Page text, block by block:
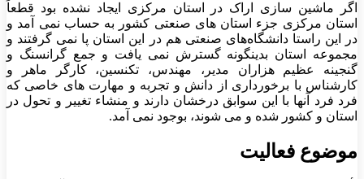
اگر ماشین سازی اراک در استان مرکزی ایجاد نشده بود قطعاً
استان مرکزی جزء استان های صنعتی کشور به حساب نمی آمد و
در این راستا دانشگاه‌های صنعتی هم در این استان پا نمی گرفتند و
مجموعه استان بدینگونه گسترش نمی یافت و جمع گرانسنگ و
گنجینه عظیم هزاران مدیر، مهندس، تکنسین، کارگر ماهر و
کارشناس با برخورداری از دانش و تجربه و مهارت های خاصی که
فرد فرد آنها با این سوابق درخشان دارند و منشاء تغییر و تحول در
استان و کشور شده و می شوند، بوجود نمی آمد.
موضوع فعالیت